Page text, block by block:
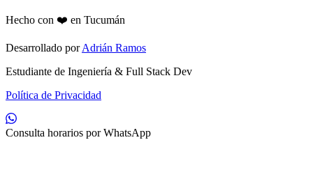
Hecho con ❤️ en Tucumán
Desarrollado porAdrián Ramos
Estudiante de Ingeniería & Full Stack Dev
Política de Privacidad
Consulta horarios por WhatsApp